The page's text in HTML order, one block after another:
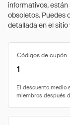
informativos,
obsoletos. Puedes
detallada en el sitio
Códigos de cupón
1